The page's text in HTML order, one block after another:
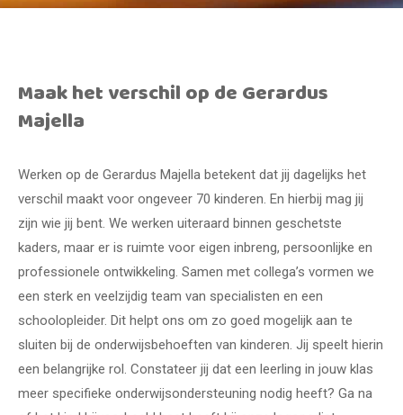
Maak het verschil op de Gerardus
Majella
Werken op de Gerardus Majella betekent dat jij dagelijks het
verschil maakt voor ongeveer 70 kinderen. En hierbij mag jij
zijn wie jij bent. We werken uiteraard binnen geschetste
kaders, maar er is ruimte voor eigen inbreng, persoonlijke en
professionele ontwikkeling. Samen met collega’s vormen we
een sterk en veelzijdig team van specialisten en een
schoolopleider. Dit helpt ons om zo goed mogelijk aan te
sluiten bij de onderwijsbehoeften van kinderen. Jij speelt hierin
een belangrijke rol. Constateer jij dat een leerling in jouw klas
meer specifieke onderwijsondersteuning nodig heeft? Ga na